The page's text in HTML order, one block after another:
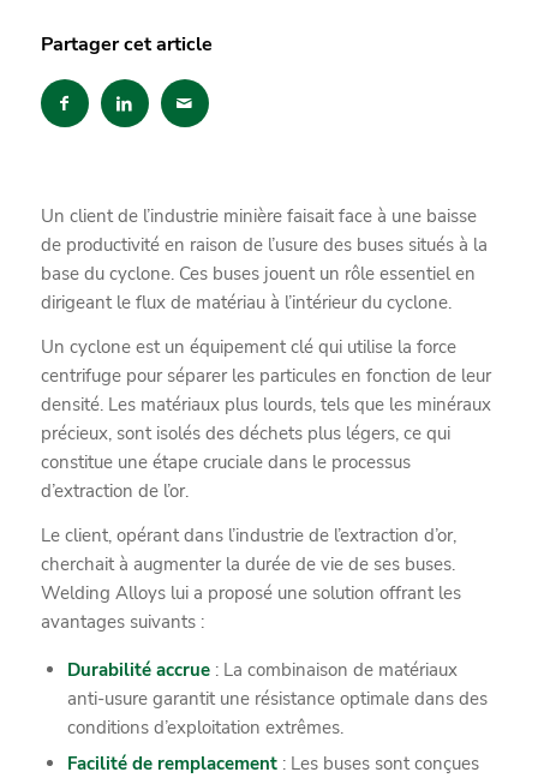
Partager cet article
Un client de l’industrie minière faisait face à une baisse
de productivité en raison de l’usure des buses situés à la
base du cyclone. Ces buses jouent un rôle essentiel en
dirigeant le flux de matériau à l’intérieur du cyclone.
Un cyclone est un équipement clé qui utilise la force
centrifuge pour séparer les particules en fonction de leur
densité. Les matériaux plus lourds, tels que les minéraux
précieux, sont isolés des déchets plus légers, ce qui
constitue une étape cruciale dans le processus
d’extraction de l’or.
Le client, opérant dans l’industrie de l’extraction d’or,
cherchait à augmenter la durée de vie de ses buses.
Welding Alloys lui a proposé une solution offrant les
avantages suivants :
Durabilité accrue: La combinaison de matériaux
anti-usure garantit une résistance optimale dans des
conditions d’exploitation extrêmes.
Facilité de remplacement: Les buses sont conçues